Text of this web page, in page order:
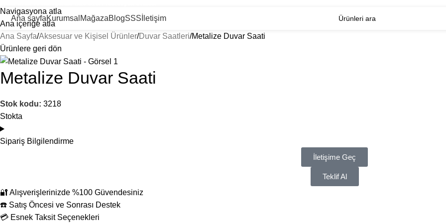
Navigasyona atla
Ana içeriğe atla
Ana sayfaKurumsal MağazaBlogSSS İletişim
Ana Sayfa Aksesuar ve Kişisel Ürünler Duvar Saatleri Metalize Duvar Saati
Ürünlere geri dön
Metalize Duvar Saati
Stok kodu: 3218
Stokta
Sipariş Bilgilendirme
İletişime Geç
Teklif Al
🔐 Alışverişlerinizde %100 Güvendesiniz
☎️ Satış Öncesi ve Sonrası Destek
💳 Esnek Taksit Seçenekleri